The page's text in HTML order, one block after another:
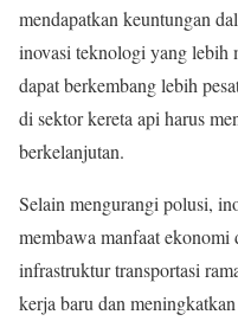
mendapatkan keuntungan
inovasi teknologi yang lebih
dapat berkembang lebih
di sektor kereta api harus
berkelanjutan.
Selain mengurangi polusi,
membawa manfaat ekonomi
infrastruktur transportasi
kerja baru dan